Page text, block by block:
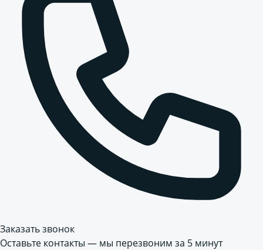
Заказать звонок
Оставьте контакты — мы перезвоним за 5 минут